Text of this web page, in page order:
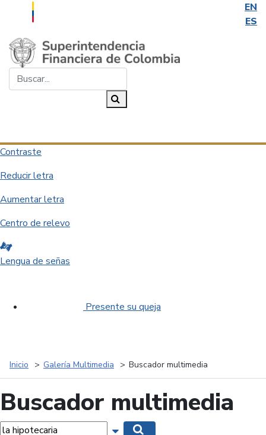
EN
ES
Saltar al contenido principal
Contraste
Reducir letra
Aumentar letra
Centro de relevo
Lengua de señas
Presente su queja
Inicio Galería Multimedia Buscador multimedia
Buscador multimedia
Mostrar opciones de búsqueda